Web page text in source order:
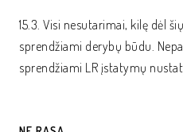
15.3. Visi nesutarimai, kilę dėl
sprendžiami derybų būdu.
sprendžiami LR įstatymų